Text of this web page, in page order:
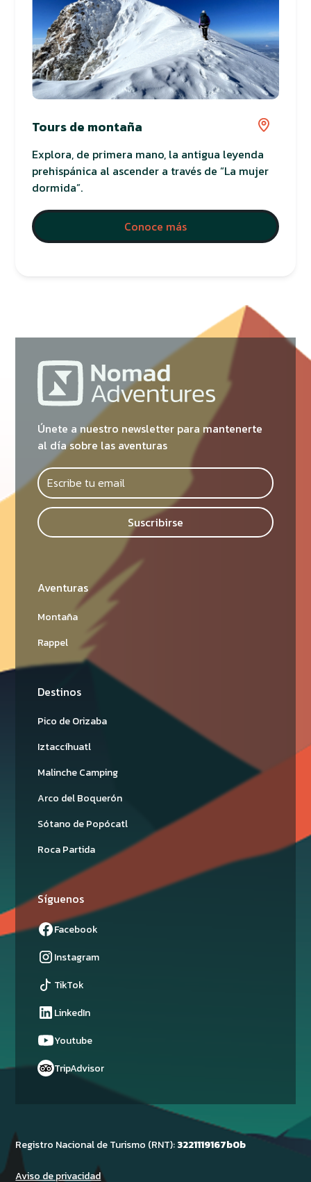
Tours de montaña
Explora, de primera mano, la antigua leyenda
prehispánica al ascender a través de “La mujer
dormida”.
Conoce más
Únete a nuestro newsletter para mantenerte
al día sobre las aventuras
Suscribirse
Aventuras
Montaña
Rappel
Destinos
Pico de Orizaba
Iztaccíhuatl
Malinche Camping
Arco del Boquerón
Sótano de Popócatl
Roca Partida
Síguenos
Facebook
Instagram
TikTok
LinkedIn
Youtube
TripAdvisor
Registro Nacional de Turismo (RNT):3221119167b0b
Aviso de privacidad